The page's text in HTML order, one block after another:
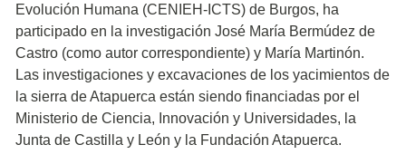
Evolución Humana (CENIEH-ICTS) de Burgos, ha
participado en la investigación José María Bermúdez de
Castro (como autor correspondiente) y María Martinón.
Las investigaciones y excavaciones de los yacimientos de
la sierra de Atapuerca están siendo financiadas por el
Ministerio de Ciencia, Innovación y Universidades, la
Junta de Castilla y León y la Fundación Atapuerca.